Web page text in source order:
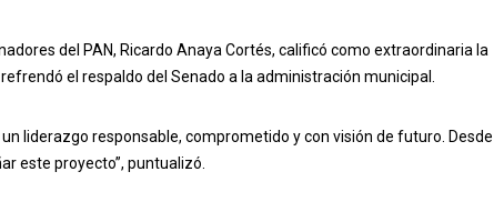
del PAN, Ricardo Anaya Cortés, calificó como extraordinaria la
el respaldo del Senado a la administración municipal.
liderazgo responsable, comprometido y con visión de futuro. Desde
este proyecto”, puntualizó.